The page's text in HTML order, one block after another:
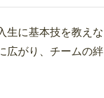
生に基本技を教えな
広がり、チームの絆